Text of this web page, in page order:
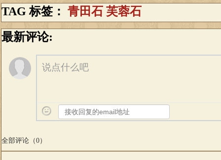
TAG 标签： 青田石 芙蓉石
最新评论:
说点什么吧
全部评论（0）